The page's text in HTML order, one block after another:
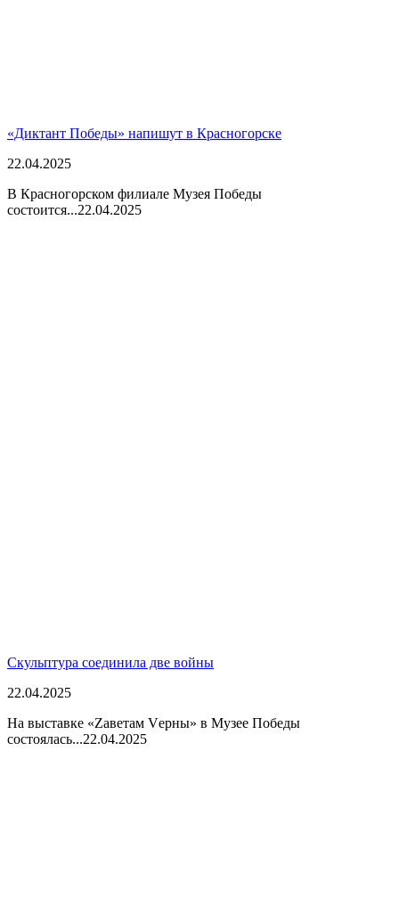
«Диктант Победы» напишут в Красногорске
22.04.2025
В Красногорском филиале Музея Победы
состоится...22.04.2025
Скульптура соединила две войны
22.04.2025
На выставке «Zаветам Vерны» в Музее Победы
состоялась...22.04.2025